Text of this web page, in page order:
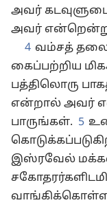
அவர்
அவர்
4 வம்சத்
கைப்பற்றிய
பத்திலொரு
என்றால் அவர்
பாருங்கள். 5
இஸ்ரவேல்